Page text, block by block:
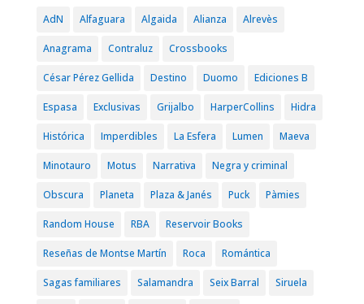
AdN Alfaguara Algaida Alianza Alrevès
Anagrama Contraluz Crossbooks
César Pérez Gellida Destino Duomo Ediciones B
Espasa Exclusivas Grijalbo HarperCollins Hidra
Histórica Imperdibles La Esfera Lumen Maeva
Minotauro Motus Narrativa Negra y criminal
Obscura Planeta Plaza & Janés Puck Pàmies
Random House RBA Reservoir Books
Reseñas de Montse Martín Roca Romántica
Sagas familiares Salamandra Seix Barral Siruela